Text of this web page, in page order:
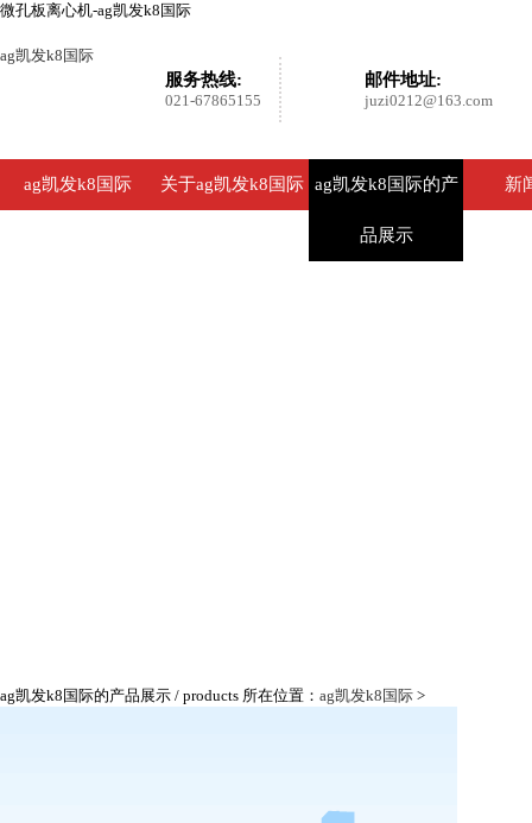
微孔板离心机-ag凯发k8国际
ag凯发k8国际
邮件地址:
juzi0212@163.com
服务热线:
021-67865155
ag凯发k8国际 关于ag凯发k8国际 ag凯发k8国际的产
品展示
新
ag凯发k8国际的产品展示 / products 所在位置： ag凯发k8国际 >